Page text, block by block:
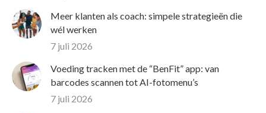
Meer klanten als coach: simpele strategieën die
wél werken
7 juli 2026
Voeding tracken met de “BenFit” app: van
barcodes scannen tot AI-fotomenu’s
7 juli 2026